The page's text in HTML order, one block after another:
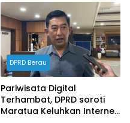
RDP DPRD
DPRD Berau
Pariwisata Digital
Terhambat, DPRD soroti
Maratua Keluhkan Internet